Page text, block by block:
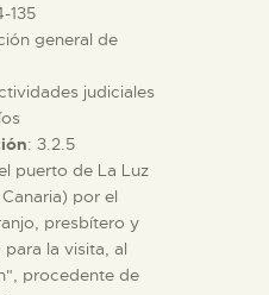
VISITA
135
general de
judiciales
: 3.2.5
puerto de La Luz
por el
presbítero y
la visita, al
procedente de